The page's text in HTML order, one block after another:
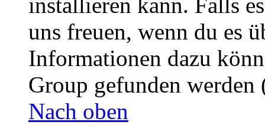
installieren kann. Falls
uns freuen, wenn du es
Informationen dazu
Group gefunden
Nach oben